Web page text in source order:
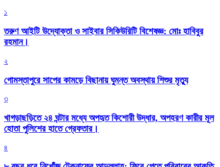
১
তরুণ আইটি উদ্যোক্তা ও সাইবার সিকিউরিটি বিশেষজ্ঞ: মোঃ হাবিবুর
রহমান।
২
গোমস্তাপুরে সাপের কামড়ে বিছানায় ঘুমন্ত অবস্থায় শিশুর মৃত্যু
৩
খাগড়াছড়িতে ২৪ ঘন্টার মধ্যে অপহৃত কিশোরী উদ্ধার, অপহরণ কারীর মূল
হোতা পুলিশের হাতে গ্রেফতার।
৪